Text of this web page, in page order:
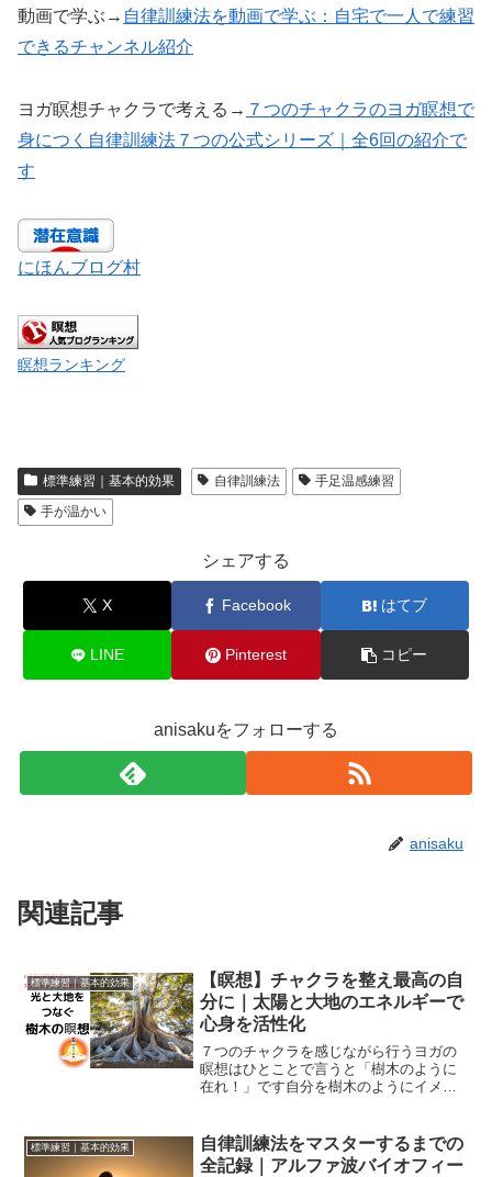
動画で学ぶ→ 自律訓練法を動画で学ぶ：自宅で一人で練習
できるチャンネル紹介
ヨガ瞑想チャクラで考える→ ７つのチャクラのヨガ瞑想で
身につく自律訓練法７つの公式シリーズ｜全6回の紹介で
す
にほんブログ村
瞑想ランキング
標準練習｜基本的効果 自律訓練法
手足温感練習
手が温かい
シェアする
X Facebook はてブ
LINE Pinterest コピー
anisakuをフォローする
anisaku
関連記事
標準練習｜基本的効果
【瞑想】チャクラを整え最高の自
分に｜太陽と大地のエネルギーで
心身を活性化
７つのチャクラを感じながら行うヨガの
瞑想はひとことで言うと「樹木のように
在れ！」です自分を樹木のようにイメー
方法です樹木は大地に根を張っている瞑
想の姿勢は樹木のイメージ...
標準練習｜基本的効果
自律訓練法をマスターするまでの
全記録｜アルファ波バイオフィー